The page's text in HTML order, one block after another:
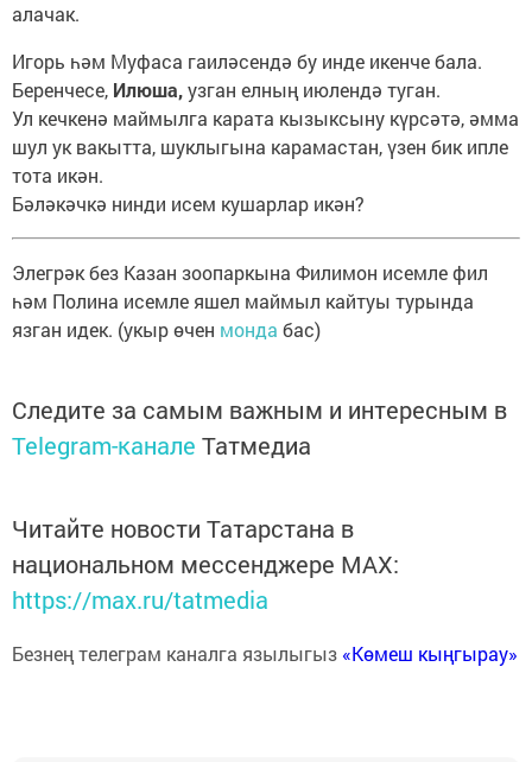
алачак.
Игорь һәм Муфаса гаиләсендә бу инде икенче бала.
Беренчесе, Илюша,узган елның июлендә туган.
Ул кечкенә маймылга карата кызыксыну күрсәтә, әмма
шул ук вакытта, шуклыгына карамастан, үзен бик ипле
тота икән.
Бәләкәчкә нинди исем кушарлар икән?
Элегрәк без Казан зоопаркына Филимон исемле фил
һәм Полина исемле яшел маймыл кайтуы турында
язган идек. (укыр өчен монда бас)
Следите за самым важным и интересным в
Telegram-канале Татмедиа
Читайте новости Татарстана в
национальном мессенджере MАХ:
https://max.ru/tatmedia
Безнең телеграм каналга язылыгыз «Көмеш кыңгырау»